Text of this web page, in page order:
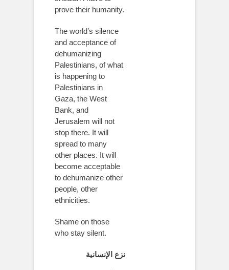
prove their humanity.
The world’s silence
and acceptance of
dehumanizing
Palestinians, of what
is happening to
Palestinians in
Gaza, the West
Bank, and
Jerusalem will not
stop there. It will
spread to many
other places. It will
become acceptable
to dehumanize other
people, other
ethnicities.
Shame on those
who stay silent.
نزع الإنسانية